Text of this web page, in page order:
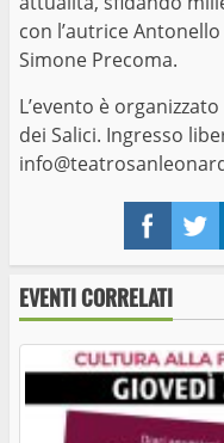
con l’autrice
Simone Precoma.
L’evento è
dei Salici. Ingresso
EVENTI CORRELATI